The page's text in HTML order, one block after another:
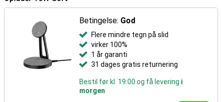
Betingelse: God
Flere mindre tegn på slid
virker 100%
1 år garanti
31 dages gratis returnering
Bestil før kl. 19:00 og få levering i
morgen